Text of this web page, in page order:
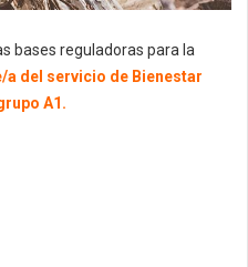
bases reguladoras para la
a del servicio de Bienestar
A1.